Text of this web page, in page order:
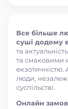
Все більше
суші додому
та
та смаковими
екзотичністю.
люди,
суспільстві.
Онлайн